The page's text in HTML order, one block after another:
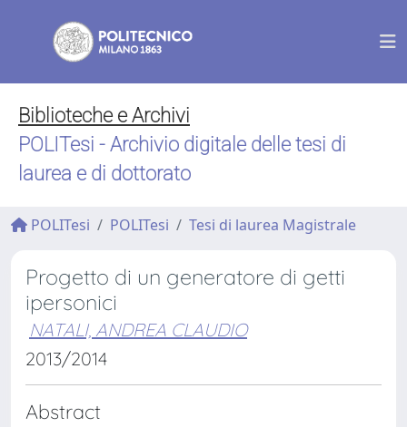
Biblioteche e Archivi
POLITesi - Archivio digitale delle tesi di
laurea e di dottorato
POLITesi POLITesi Tesi di laurea Magistrale
Progetto di un generatore di getti
ipersonici
NATALI, ANDREA CLAUDIO
2013/2014
Abstract